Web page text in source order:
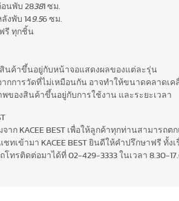
นพับ 28381 ซม.
พับ 149.56 ซม.
รี ทุกชิ้น
าขึ้นอยู่กับหน้าจอแสดงผลของแต่ละรุ่น
การวัดที่ไม่เหมือนกัน อาจทำให้ขนาดคลาดเคลื่
งสินค้าขึ้นอยู่กับการใช้งาน และระยะเวลา
จาก KACEE BEST เพื่อให้ลูกค้าทุกท่านสามา
ชทเข้ามา KACEE BEST ยินดีให้คำปรึกษาฟรี
โทรติดต่อมาได้ที่ 02-429-3333 ในเวลา 8.30-